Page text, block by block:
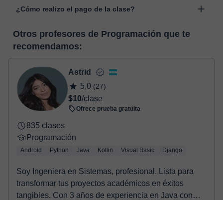
desarrollada para el ámbito formativo con muchas
pizarra virtual o el editor de textos a tiempo real. En el siguiente
enlace puedes ver una demo del aula y conocerla:Ver aula
virtual
¿Cómo realizo el pago de la clase?
horas, podrás realizar el pago mediante nuestro TPV virtual.
Tienes dos opciones para efectuar el pago:
- Tarjeta de crédito.
- Paypal.
Una vez realices el pago de la clase, recibirás un e-mail de
confirmación de la reserva.
Otros profesores de Programación que te
recomendamos:
Astrid
5,0 (27)
$10/clase
Ofrece prueba gratuita
835 clases
Programación
Android Python Java Kotlin Visual Basic Django
Soy Ingeniera en Sistemas, profesional. Lista para
transformar tus proyectos académicos en éxitos
tangibles. Con 3 años de experiencia en Java con